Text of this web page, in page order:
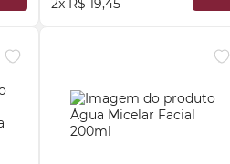
2x R$ 19,45